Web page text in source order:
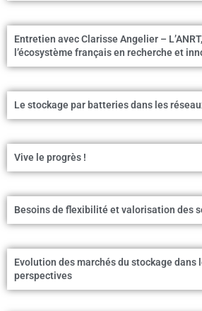
Entretien avec Clarisse Angelier –
l’écosystème français en recherche et
Le stockage par batteries dans les
Vive le progrès !
Besoins de flexibilité et valorisation des
Evolution des marchés du stockage dans
perspectives